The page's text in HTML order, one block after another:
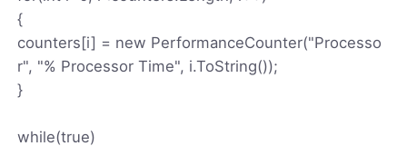
{
counters[i] = new PerformanceCounter("Processo
r", "% Processor Time", i.ToString());
}
while(true)